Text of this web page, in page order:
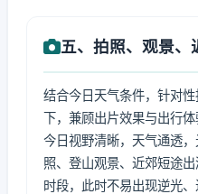
五、拍照、观景、
结合今日天气条件，针对
下，兼顾出片效果与出行体
今日视野清晰，天气通透
照、登山观景、近郊短途
时段，此时不易出现逆光